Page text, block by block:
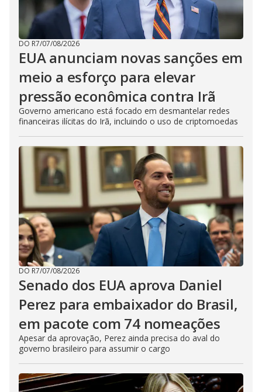
DO R7/07/08/2026
EUA anunciam novas sanções em
meio a esforço para elevar
pressão econômica contra Irã
Governo americano está focado em desmantelar redes
financeiras ilícitas do Irã, incluindo o uso de criptomoedas
DO R7/07/08/2026
Senado dos EUA aprova Daniel
Perez para embaixador do Brasil,
em pacote com 74 nomeações
Apesar da aprovação, Perez ainda precisa do aval do
governo brasileiro para assumir o cargo